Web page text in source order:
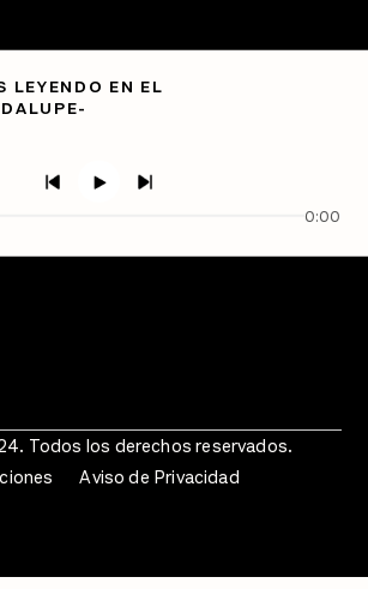
LEYENDO EN EL
0:00
Todos los derechos reservados.
Aviso de Privacidad